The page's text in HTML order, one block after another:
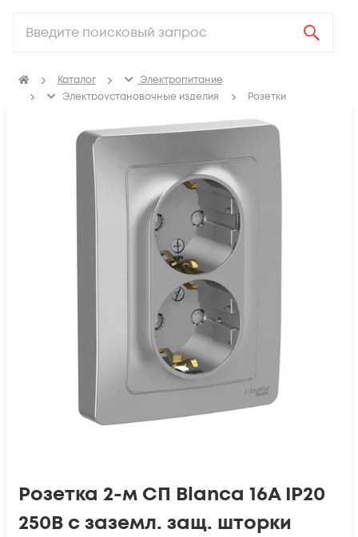
Каталог
Электропитание
Электроустановочные изделия
Розетки
Розетка 2-м СП Blanca 16А IP20
250В с заземл. защ. шторки